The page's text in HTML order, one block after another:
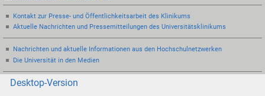
Kontakt zur Presse- und Öffentlichkeitsarbeit des Klinikums
Aktuelle Nachrichten und Pressemitteilungen des Universitätsklinikums
Nachrichten und aktuelle Informationen aus den Hochschulnetzwerken
Die Universität in den Medien
Desktop-Version